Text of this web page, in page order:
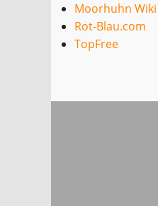
Moorhuhn Wiki
Rot-Blau.com
TopFree